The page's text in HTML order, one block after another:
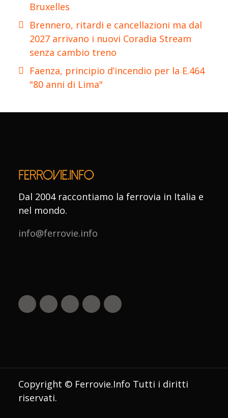
Bruxelles
Brennero, ritardi e cancellazioni ma dal
2027 arrivano i nuovi Coradia Stream
senza cambio treno
Faenza, principio d’incendio per la E.464
"80 anni di Lima"
Dal 2004 raccontiamo la ferrovia in Italia e
nel mondo.
info@ferrovie.info
Copyright © Ferrovie.Info Tutti i diritti
riservati.